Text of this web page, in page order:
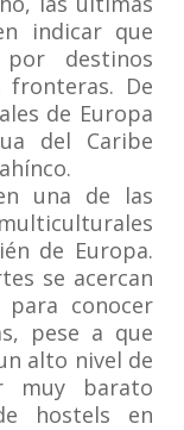
indicar que
destinos
fronteras. De
de Europa
del Caribe
una de las
de Europa.
se acercan
conocer
pese a que
alto nivel de
muy barato
hostels en